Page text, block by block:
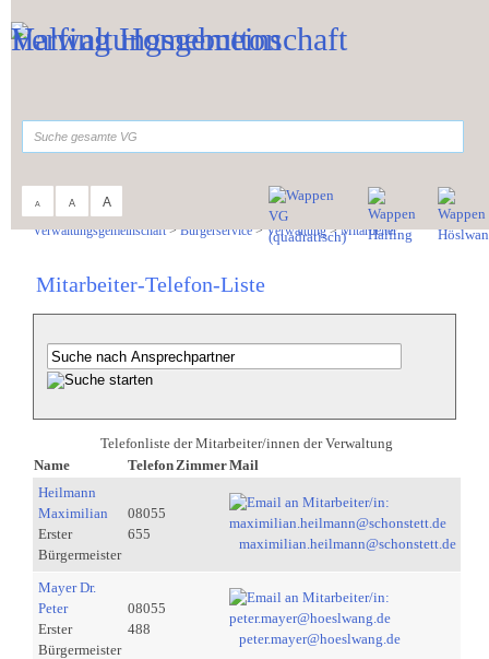
A A A
Verwaltungsgemeinschaft>Bürgerservice>Verwaltung>Mitarbeiter
Mitarbeiter-Telefon-Liste
Telefonliste der Mitarbeiter/innen der Verwaltung
Name
Telefon ZimmerMail
Heilmann
Maximilian
Erster
Bürgermeister
08055
655
maximilian.heilmann@schonstett.de
Mayer Dr.
Peter
Erster
Bürgermeister
08055
488
peter.mayer@hoeslwang.de